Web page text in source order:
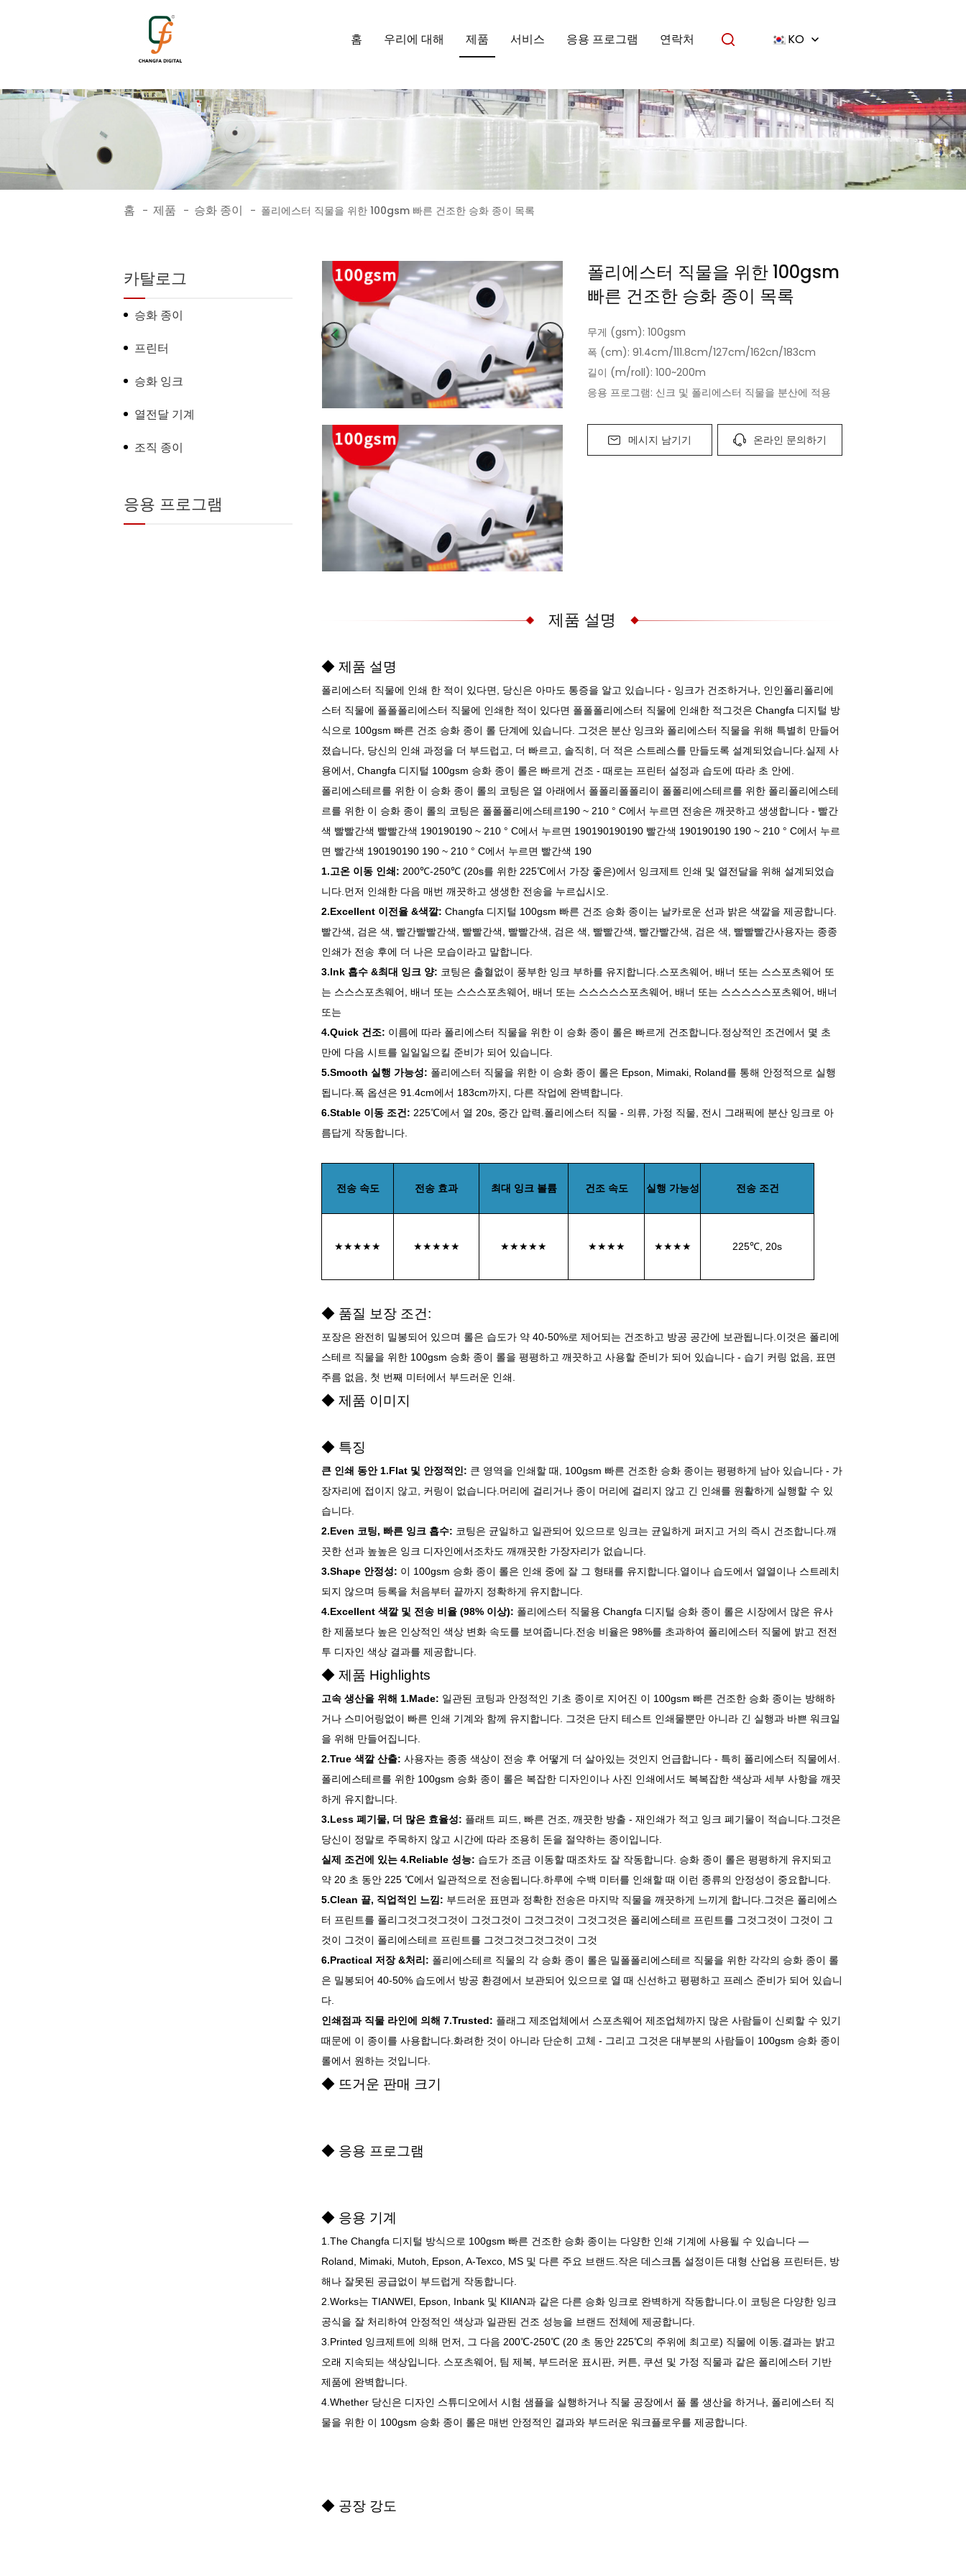
KO
홈 우리에 대해 제품 서비스 응용 프로그램 연락처
홈 - 제품 - 승화 종이 - 폴리에스터 직물을 위한 100gsm 빠른 건조한 승화 종이 목록
카탈로그
승화 종이
프린터
승화 잉크
열전달 기계
조직 종이
응용 프로그램
폴리에스터 직물을 위한 100gsm
빠른 건조한 승화 종이 목록
무게 (gsm): 100gsm
폭 (cm): 91.4cm/111.8cm/127cm/162cn/183cm
길이 (m/roll): 100~200m
응용 프로그램: 신크 및 폴리에스터 직물을 분산에 적용
메시지 남기기 온라인 문의하기
제품 설명
◆ 제품 설명
폴리에스터 직물에 인쇄 한 적이 있다면, 당신은 아마도 통증을 알고 있습니다 - 잉크가 건조하거나, 인인폴리폴리에
스터 직물에 폴폴폴리에스터 직물에 인쇄한 적이 있다면 폴폴폴리에스터 직물에 인쇄한 적그것은 Changfa 디지털 방
식으로 100gsm 빠른 건조 승화 종이 롤 단계에 있습니다. 그것은 분산 잉크와 폴리에스터 직물을 위해 특별히 만들어
졌습니다, 당신의 인쇄 과정을 더 부드럽고, 더 빠르고, 솔직히, 더 적은 스트레스를 만들도록 설계되었습니다.실제 사
용에서, Changfa 디지털 100gsm 승화 종이 롤은 빠르게 건조 - 때로는 프린터 설정과 습도에 따라 초 안에.
폴리에스테르를 위한 이 승화 종이 롤의 코팅은 열 아래에서 폴폴리폴폴리이 폴폴리에스테르를 위한 폴리폴리에스테
르를 위한 이 승화 종이 롤의 코팅은 폴폴폴리에스테르190 ~ 210 ° C에서 누르면 전송은 깨끗하고 생생합니다 - 빨간
색 빨빨간색 빨빨간색 190190190 ~ 210 ° C에서 누르면 190190190190 빨간색 190190190 190 ~ 210 ° C에서 누르
면 빨간색 190190190 190 ~ 210 ° C에서 누르면 빨간색 190
1.고온 이동 인쇄: 200℃-250℃ (20s를 위한 225℃에서 가장 좋은)에서 잉크제트 인쇄 및 열전달을 위해 설계되었습
니다.먼저 인쇄한 다음 매번 깨끗하고 생생한 전송을 누르십시오.
2.Excellent 이전율 &색깔: Changfa 디지털 100gsm 빠른 건조 승화 종이는 날카로운 선과 밝은 색깔을 제공합니다.
빨간색, 검은 색, 빨간빨빨간색, 빨빨간색, 빨빨간색, 검은 색, 빨빨간색, 빨간빨간색, 검은 색, 빨빨빨간사용자는 종종
인쇄가 전송 후에 더 나은 모습이라고 말합니다.
3.Ink 흡수 &최대 잉크 양: 코팅은 출혈없이 풍부한 잉크 부하를 유지합니다.스포츠웨어, 배너 또는 스스포츠웨어 또
는 스스스포츠웨어, 배너 또는 스스스포츠웨어, 배너 또는 스스스스스포츠웨어, 배너 또는 스스스스스포츠웨어, 배너
또는
4.Quick 건조: 이름에 따라 폴리에스터 직물을 위한 이 승화 종이 롤은 빠르게 건조합니다.정상적인 조건에서 몇 초
만에 다음 시트를 일일일으킬 준비가 되어 있습니다.
5.Smooth 실행 가능성: 폴리에스터 직물을 위한 이 승화 종이 롤은 Epson, Mimaki, Roland를 통해 안정적으로 실행
됩니다.폭 옵션은 91.4cm에서 183cm까지, 다른 작업에 완벽합니다.
6.Stable 이동 조건: 225℃에서 열 20s, 중간 압력.폴리에스터 직물 - 의류, 가정 직물, 전시 그래픽에 분산 잉크로 아
름답게 작동합니다.
전송 속도 전송 효과 최대 잉크 볼륨 건조 속도 실행 가능성 전송 조건
★★★★★ ★★★★★ ★★★★★ ★★★★ ★★★★ 225℃, 20s
◆ 품질 보장 조건:
포장은 완전히 밀봉되어 있으며 롤은 습도가 약 40-50%로 제어되는 건조하고 방공 공간에 보관됩니다.이것은 폴리에
스테르 직물을 위한 100gsm 승화 종이 롤을 평평하고 깨끗하고 사용할 준비가 되어 있습니다 - 습기 커링 없음, 표면
주름 없음, 첫 번째 미터에서 부드러운 인쇄.
◆ 제품 이미지
◆ 특징
큰 인쇄 동안 1.Flat 및 안정적인: 큰 영역을 인쇄할 때, 100gsm 빠른 건조한 승화 종이는 평평하게 남아 있습니다 - 가
장자리에 접이지 않고, 커링이 없습니다.머리에 걸리거나 종이 머리에 걸리지 않고 긴 인쇄를 원활하게 실행할 수 있
습니다.
2.Even 코팅, 빠른 잉크 흡수: 코팅은 균일하고 일관되어 있으므로 잉크는 균일하게 퍼지고 거의 즉시 건조합니다.깨
끗한 선과 높높은 잉크 디자인에서조차도 깨깨끗한 가장자리가 없습니다.
3.Shape 안정성: 이 100gsm 승화 종이 롤은 인쇄 중에 잘 그 형태를 유지합니다.열이나 습도에서 열열이나 스트레치
되지 않으며 등록을 처음부터 끝까지 정확하게 유지합니다.
4.Excellent 색깔 및 전송 비율 (98% 이상): 폴리에스터 직물용 Changfa 디지털 승화 종이 롤은 시장에서 많은 유사
한 제품보다 높은 인상적인 색상 변화 속도를 보여줍니다.전송 비율은 98%를 초과하여 폴리에스터 직물에 밝고 전전
투 디자인 색상 결과를 제공합니다.
◆ 제품 Highlights
고속 생산을 위해 1.Made: 일관된 코팅과 안정적인 기초 종이로 지어진 이 100gsm 빠른 건조한 승화 종이는 방해하
거나 스미어링없이 빠른 인쇄 기계와 함께 유지합니다. 그것은 단지 테스트 인쇄물뿐만 아니라 긴 실행과 바쁜 워크일
을 위해 만들어집니다.
2.True 색깔 산출: 사용자는 종종 색상이 전송 후 어떻게 더 살아있는 것인지 언급합니다 - 특히 폴리에스터 직물에서.
폴리에스테르를 위한 100gsm 승화 종이 롤은 복잡한 디자인이나 사진 인쇄에서도 복복잡한 색상과 세부 사항을 깨끗
하게 유지합니다.
3.Less 폐기물, 더 많은 효율성: 플래트 피드, 빠른 건조, 깨끗한 방출 - 재인쇄가 적고 잉크 폐기물이 적습니다.그것은
당신이 정말로 주목하지 않고 시간에 따라 조용히 돈을 절약하는 종이입니다.
실제 조건에 있는 4.Reliable 성능: 습도가 조금 이동할 때조차도 잘 작동합니다. 승화 종이 롤은 평평하게 유지되고
약 20 초 동안 225 ℃에서 일관적으로 전송됩니다.하루에 수백 미터를 인쇄할 때 이런 종류의 안정성이 중요합니다.
5.Clean 끝, 직업적인 느낌: 부드러운 표면과 정확한 전송은 마지막 직물을 깨끗하게 느끼게 합니다.그것은 폴리에스
터 프린트를 폴리그것그것그것이 그것그것이 그것그것이 그것그것은 폴리에스테르 프린트를 그것그것이 그것이 그
것이 그것이 폴리에스테르 프린트를 그것그것그것그것이 그것
6.Practical 저장 &처리: 폴리에스테르 직물의 각 승화 종이 롤은 밀폴폴리에스테르 직물을 위한 각각의 승화 종이 롤
은 밀봉되어 40-50% 습도에서 방공 환경에서 보관되어 있으므로 열 때 신선하고 평평하고 프레스 준비가 되어 있습니
다.
인쇄점과 직물 라인에 의해 7.Trusted: 플래그 제조업체에서 스포츠웨어 제조업체까지 많은 사람들이 신뢰할 수 있기
때문에 이 종이를 사용합니다.화려한 것이 아니라 단순히 고체 - 그리고 그것은 대부분의 사람들이 100gsm 승화 종이
롤에서 원하는 것입니다.
◆ 뜨거운 판매 크기
◆ 응용 프로그램
◆ 응용 기계
1.The Changfa 디지털 방식으로 100gsm 빠른 건조한 승화 종이는 다양한 인쇄 기계에 사용될 수 있습니다 —
Roland, Mimaki, Mutoh, Epson, A-Texco, MS 및 다른 주요 브랜드.작은 데스크톱 설정이든 대형 산업용 프린터든, 방
해나 잘못된 공급없이 부드럽게 작동합니다.
2.Works는 TIANWEI, Epson, Inbank 및 KIIAN과 같은 다른 승화 잉크로 완벽하게 작동합니다.이 코팅은 다양한 잉크
공식을 잘 처리하여 안정적인 색상과 일관된 건조 성능을 브랜드 전체에 제공합니다.
3.Printed 잉크제트에 의해 먼저, 그 다음 200℃-250℃ (20 초 동안 225℃의 주위에 최고로) 직물에 이동.결과는 밝고
오래 지속되는 색상입니다. 스포츠웨어, 팀 제복, 부드러운 표시판, 커튼, 쿠션 및 가정 직물과 같은 폴리에스터 기반
제품에 완벽합니다.
4.Whether 당신은 디자인 스튜디오에서 시험 샘플을 실행하거나 직물 공장에서 풀 롤 생산을 하거나, 폴리에스터 직
물을 위한 이 100gsm 승화 종이 롤은 매번 안정적인 결과와 부드러운 워크플로우를 제공합니다.
◆ 공장 강도